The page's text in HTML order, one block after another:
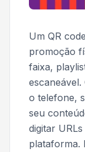
Um QR
promoção
faixa,
o telefone,
seu
digitar
plataforma.